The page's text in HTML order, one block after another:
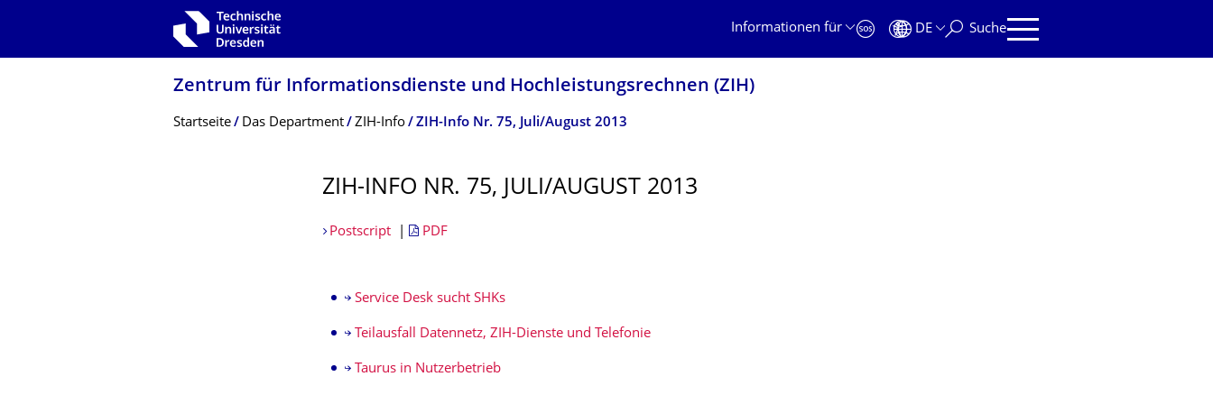
Zur Hauptnavigation springen
Informationen für
DE Suche
Zentrum für Informations­dienste und Hochleistungs­rechnen (ZIH)
Breadcrumb-Menü
Startseite Das Department ZIH-Info ZIH-Info Nr. 75, Juli/August 2013
ZIH-INFO NR. 75, JULI/AUGUST 2013
Postscript| PDF
Service Desk sucht SHKs
Teilausfall Datennetz, ZIH-Dienste und Telefonie
Taurus in Nutzerbetrieb